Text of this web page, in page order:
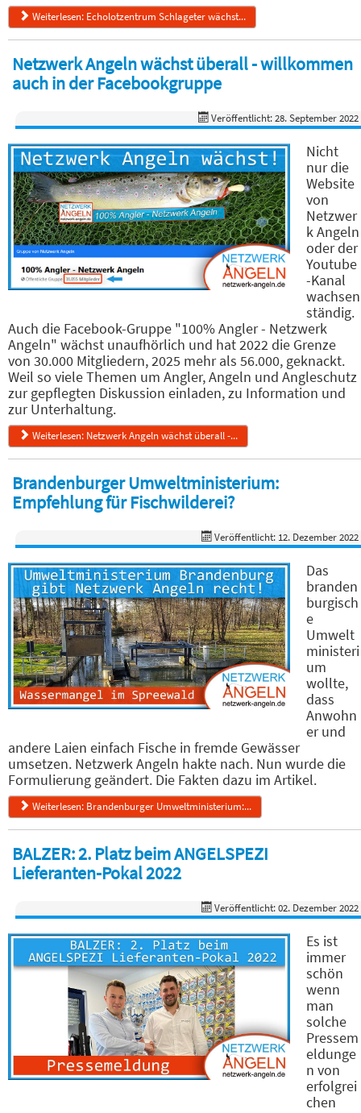
Weiterlesen: Echolotzentrum Schlageter wächst...
Netzwerk Angeln wächst überall - willkommen
auch in der Facebookgruppe
Veröffentlicht: 28. September 2022
Nicht
nur die
Website
von
Netzwer
k Angeln
oder der
Youtube
-Kanal
wachsen
ständig.
Auch die Facebook-Gruppe "100% Angler - Netzwerk
Angeln" wächst unaufhörlich und hat 2022 die Grenze
von 30.000 Mitgliedern, 2025 mehr als 56.000, geknackt.
Weil so viele Themen um Angler, Angeln und Angleschutz
zur gepflegten Diskussion einladen, zu Information und
zur Unterhaltung.
Weiterlesen: Netzwerk Angeln wächst überall -...
Brandenburger Umweltministerium:
Empfehlung für Fischwilderei?
Veröffentlicht: 12. Dezember 2022
Das
branden
burgisch
e
Umwelt
ministeri
um
wollte,
dass
Anwohn
er und
andere Laien einfach Fische in fremde Gewässer
umsetzen. Netzwerk Angeln hakte nach. Nun wurde die
Formulierung geändert. Die Fakten dazu im Artikel.
Weiterlesen: Brandenburger Umweltministerium:...
BALZER: 2. Platz beim ANGELSPEZI
Lieferanten-Pokal 2022
Veröffentlicht: 02. Dezember 2022
Es ist
immer
schön
wenn
man
solche
Pressem
eldunge
n von
erfolgrei
chen